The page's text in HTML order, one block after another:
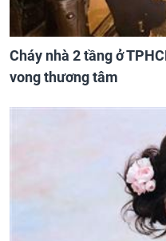
Cháy nhà 2 tầng ở
vong thương tâm